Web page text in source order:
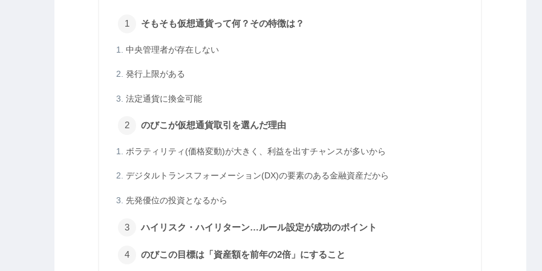
そもそも仮想通貨って何？その特徴は？
中央管理者が存在しない
発行上限がある
法定通貨に換金可能
のびこが仮想通貨取引を選んだ理由
ボラティリティ(価格変動)が大きく、利益を出すチャンスが多いから
デジタルトランスフォーメーション(DX)の要素のある金融資産だから
先発優位の投資となるから
ハイリスク・ハイリターン…ルール設定が成功のポイント
のびこの目標は「資産額を前年の2倍」にすること